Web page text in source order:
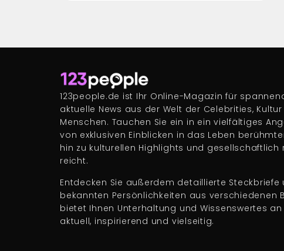
123people.de ist Ihr Online-Magazin für
aktuelle News aus der Welt der Celebrities,
Menschen. Tauchen Sie ein in ein vielfältiges
von exklusiven Einblicken in das Leben
hin zu kulturellen Highlights und gesellschaftlich
reicht.
Entdecken Sie außerdem detaillierte Steckbriefe
bekannten Persönlichkeiten aus verschiedenen
bietet Ihnen Unterhaltung und Wissenswertes
aktuell, inspirierend und vielseitig.